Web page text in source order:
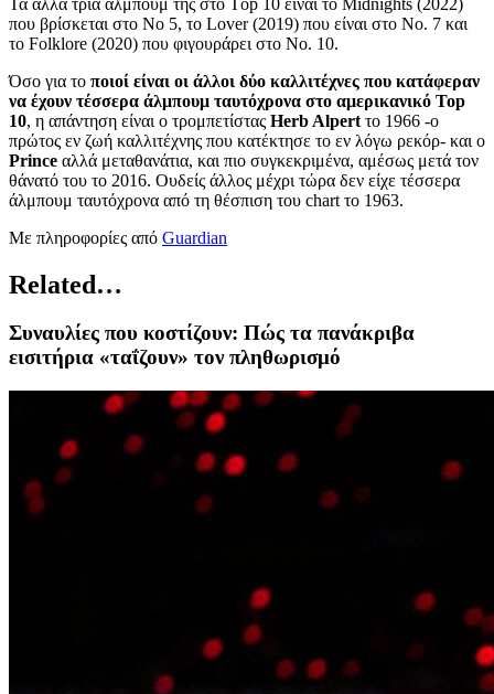
που βρίσκεται στο Νο 5, το Lover (2019) που είναι στο Νο. 7 και
το Folklore (2020) που φιγουράρει στο Νο. 10.
Όσο για το ποιοί είναι οι άλλοι δύο καλλιτέχνες που κατάφεραν
να έχουν τέσσερα άλμπουμ ταυτόχρονα στο αμερικανικό Top
10, η απάντηση είναι ο τρομπετίστας Herb Alpert το 1966 -ο
πρώτος εν ζωή καλλιτέχνης που κατέκτησε το εν λόγω ρεκόρ- και ο
Prince αλλά μεταθανάτια, και πιο συγκεκριμένα, αμέσως μετά τον
θάνατό του το 2016. Ουδείς άλλος μέχρι τώρα δεν είχε τέσσερα
άλμπουμ ταυτόχρονα από τη θέσπιση του chart το 1963.
Με πληροφορίες από Guardian
Related…
Συναυλίες που κοστίζουν: Πώς τα πανάκριβα
εισιτήρια «ταΐζουν» τον πληθωρισμό